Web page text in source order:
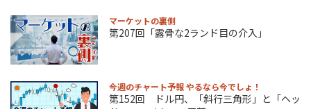
マーケットの裏側
第207回「露骨な2ランド目の介入」
今週のチャート予報 やるなら今でしょ！
第152回 ドル円、「斜行三角形」と「ヘッ